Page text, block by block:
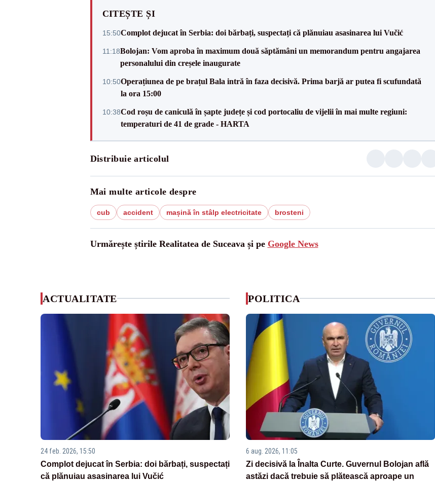
CITEȘTE ȘI
15:50Complot dejucat în Serbia: doi bărbați, suspectați că plănuiau asasinarea lui Vučić
11:18Bolojan: Vom aproba în maximum două săptămâni un memorandum pentru angajarea
personalului din creșele inaugurate
10:50Operațiunea de pe brațul Bala intră în faza decisivă. Prima barjă ar putea fi scufundată
la ora 15:00
10:38Cod roșu de caniculă în șapte județe și cod portocaliu de vijelii în mai multe regiuni:
temperaturi de 41 de grade - HARTA
Distribuie articolul
Mai multe articole despre
cub accident mașină în stâlp electricitate brosteni
Urmărește știrile Realitatea de Suceava și pe Google News
ACTUALITATE
24 feb. 2026, 15:50
Complot dejucat în Serbia: doi bărbați, suspectați
că plănuiau asasinarea lui Vučić
POLITICA
6 aug. 2026, 11:05
Zi decisivă la Înalta Curte. Guvernul Bolojan află
astăzi dacă trebuie să plătească aproape un